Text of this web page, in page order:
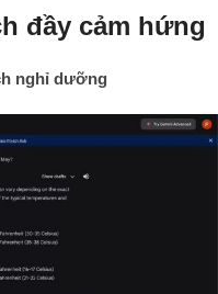
đầy cảm hứng
nghỉ dưỡng